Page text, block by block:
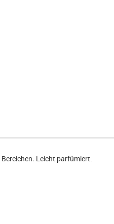
Leicht parfümiert